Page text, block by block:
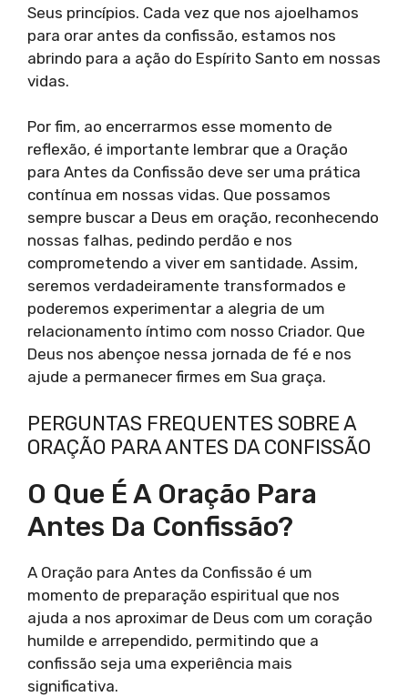
Seus princípios. Cada vez que nos ajoelhamos
para orar antes da confissão, estamos nos
abrindo para a ação do Espírito Santo em nossas
vidas.
Por fim, ao encerrarmos esse momento de
reflexão, é importante lembrar que a Oração
para Antes da Confissão deve ser uma prática
contínua em nossas vidas. Que possamos
sempre buscar a Deus em oração, reconhecendo
nossas falhas, pedindo perdão e nos
comprometendo a viver em santidade. Assim,
seremos verdadeiramente transformados e
poderemos experimentar a alegria de um
relacionamento íntimo com nosso Criador. Que
Deus nos abençoe nessa jornada de fé e nos
ajude a permanecer firmes em Sua graça.
PERGUNTAS FREQUENTES SOBRE A
ORAÇÃO PARA ANTES DA CONFISSÃO
O Que É A Oração Para
Antes Da Confissão?
A Oração para Antes da Confissão é um
momento de preparação espiritual que nos
ajuda a nos aproximar de Deus com um coração
humilde e arrependido, permitindo que a
confissão seja uma experiência mais
significativa.